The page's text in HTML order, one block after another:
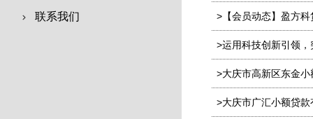
联系我们 >【会员动态】盈方
>运用科技创新引领
>大庆市高新区东金
>大庆市广汇小额贷